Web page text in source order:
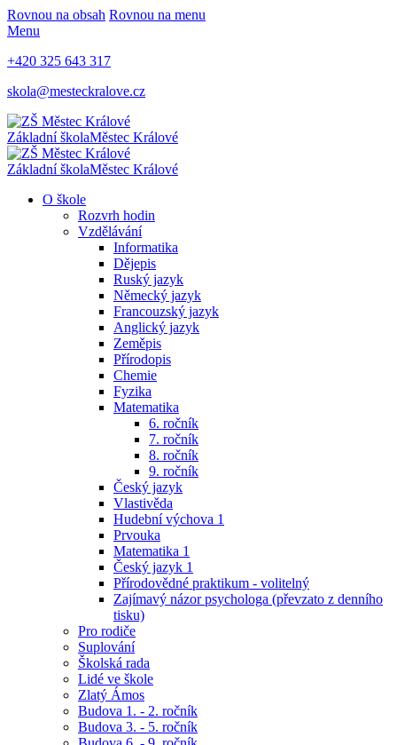
Rovnou na obsah Rovnou na menu
Menu
+420 325 643 317
skola@mesteckralove.cz
Základní školaMěstec Králové
Základní školaMěstec Králové
O škole
Rozvrh hodin
Vzdělávání
Informatika
Dějepis
Ruský jazyk
Německý jazyk
Francouzský jazyk
Anglický jazyk
Zeměpis
Přírodopis
Chemie
Fyzika
Matematika
6. ročník
7. ročník
8. ročník
9. ročník
Český jazyk
Vlastivěda
Hudební výchova 1
Prvouka
Matematika 1
Český jazyk 1
Přírodovědné praktikum - volitelný
Zajímavý názor psychologa (převzato z denního
tisku)
Pro rodiče
Suplování
Školská rada
Lidé ve škole
Zlatý Ámos
Budova 1. - 2. ročník
Budova 3. - 5. ročník